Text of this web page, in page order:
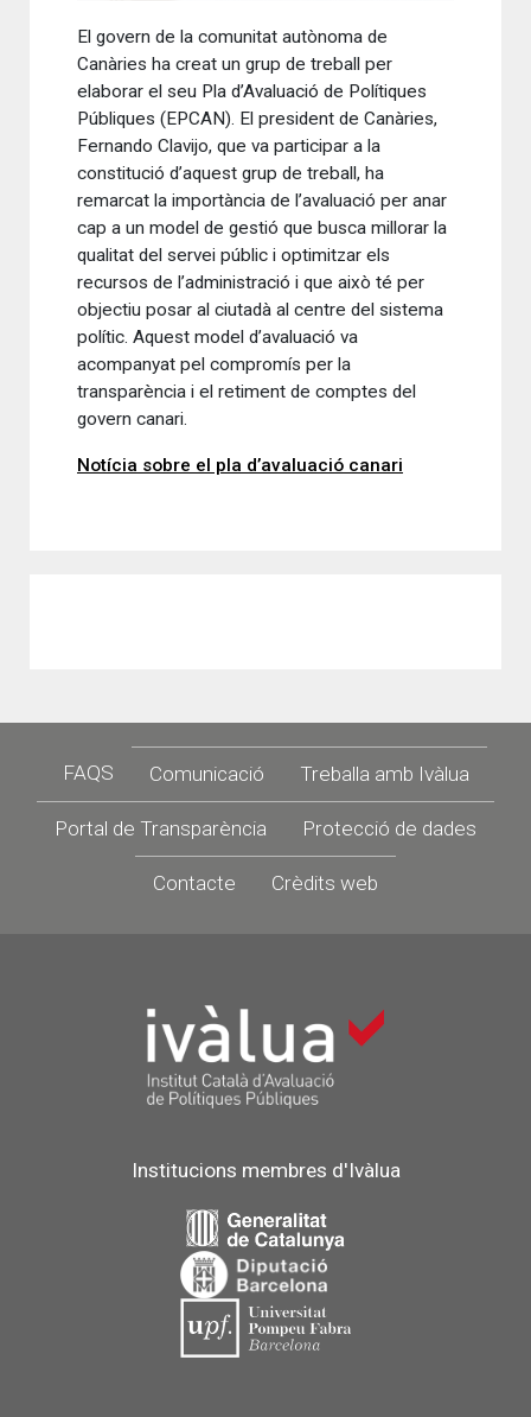
El govern de la comunitat autònoma de
Canàries ha creat un grup de treball per
elaborar el seu Pla d’Avaluació de Polítiques
Públiques (EPCAN). El president de Canàries,
Fernando Clavijo, que va participar a la
constitució d’aquest grup de treball, ha
remarcat la importància de l’avaluació per anar
cap a un model de gestió que busca millorar la
qualitat del servei públic i optimitzar els
recursos de l’administració i que això té per
objectiu posar al ciutadà al centre del sistema
polític. Aquest model d’avaluació va
acompanyat pel compromís per la
transparència i el retiment de comptes del
govern canari.
Notícia sobre el pla d’avaluació canari
Footer
FAQS Comunicació Treballa amb Ivàlua
Portal de Transparència Protecció de dades
Contacte Crèdits web
Institucions membres d'Ivàlua